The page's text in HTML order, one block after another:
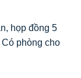
họp đồng 5
phòng cho